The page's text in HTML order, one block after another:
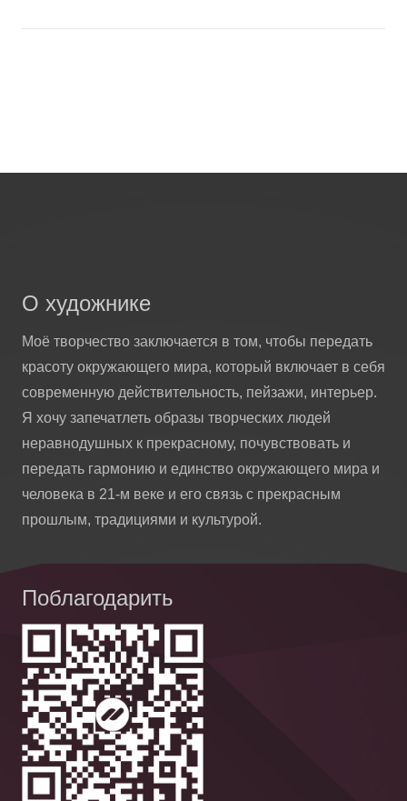
О художнике
Моё творчество заключается в том, чтобы передать
красоту окружающего мира, который включает в себя
современную действительность, пейзажи, интерьер.
Я хочу запечатлеть образы творческих людей
неравнодушных к прекрасному, почувствовать и
передать гармонию и единство окружающего мира и
человека в 21-м веке и его связь с прекрасным
прошлым, традициями и культурой.
Поблагодарить